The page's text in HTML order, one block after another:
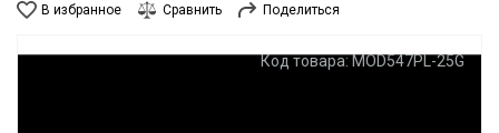
В избранное Сравнить Поделиться
Код товара: MOD547PL-25G